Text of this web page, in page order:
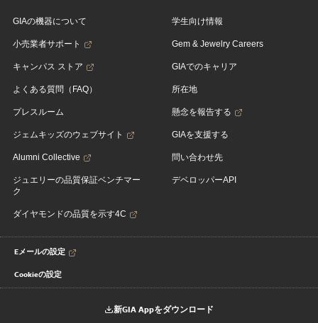
GIAの機器について
小売業者サポート
キャンパス ストア
よくある質問（FAQ）
プレスルーム
ジェムキッズのウェブサイト
Alumni Collective
ジュエリーの品質保証ベンチマー
ク
ダイヤモンドの品質を示す4C
学生向け情報
Gem & Jewelry Careers
GIAでのキャリア
所在地
懸念を報告する
GIAを支援する
問い合わせ先
デベロッパーAPI
Eメールの設定
Cookieの設定
新GIA Appをダウンロード